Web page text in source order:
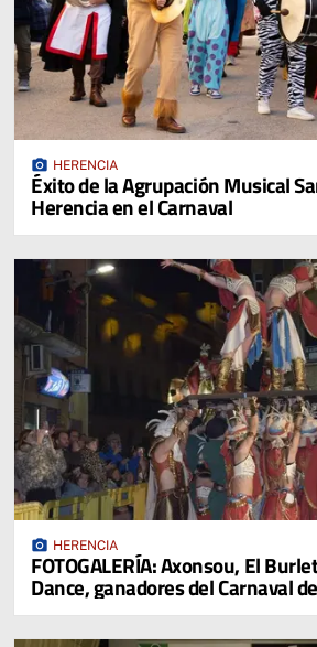
photo_camera HERENCIA
Éxito de la Agrupación Musical
Herencia en el Carnaval
photo_camera HERENCIA
FOTOGALERÍA: Axonsou, El
Dance, ganadores del Carnaval